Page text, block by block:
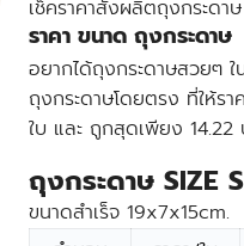
เช็คราคาสั่งผลิตถุงกระดา
ราคา ขนาด ถุงกระดาษ
อยากได้ถุงกระดาษสวยๆ ใ
ถุงกระดาษโดยตรง ที่ให้ร
ใบ และ ถูกสุดเพียง
ถุงกระดาษ SIZE S
ขนาดสำเร็จ 19x7x15cm.